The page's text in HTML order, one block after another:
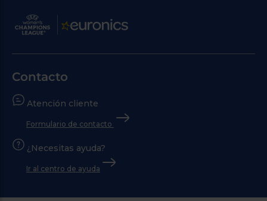
Contacto
Atención cliente
Formulario de contacto
¿Necesitas ayuda?
Ir al centro de ayuda